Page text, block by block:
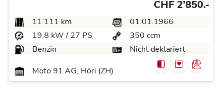
CHF 2’850.-
11’111 km
01.01.1966
19.8 kW / 27 PS
350 ccm
Benzin
Nicht deklariert
Moto 91 AG, Höri (ZH)